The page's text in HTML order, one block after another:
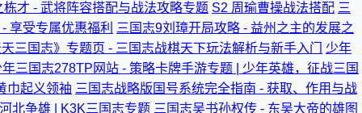
栋才 - 武将阵容搭配与战法攻略专题 S2 周瑜曹操战法搭配 三
享受专属优惠福利
三国志9刘璋开局攻略 - 益州之主的发展之
天三国志》专题页 - 三国志战棋天下玩法解析与新手入门
少年
年三国志278TP网站 - 策略卡牌手游专题 | 少年英雄，征战三国
巾起义领袖 三国志战略版国号系统完全指南 - 获取、作用与战
北争雄 | K3K三国志专题 三国志吴书孙权传 - 东吴大帝的雄图